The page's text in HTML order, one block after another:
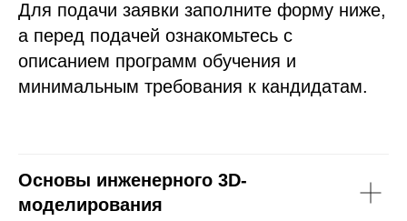
Для подачи заявки заполните форму ниже,
а перед подачей ознакомьтесь с
описанием программ обучения и
минимальным требования к кандидатам.
Основы инженерного 3D-
моделирования